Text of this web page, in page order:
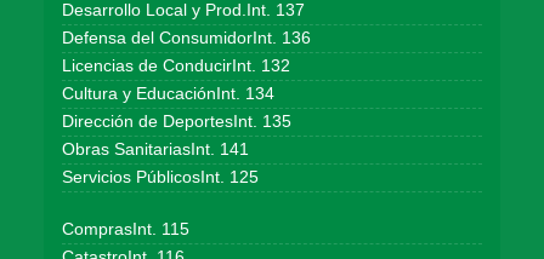
Desarrollo Local y Prod.Int. 137
Defensa del ConsumidorInt. 136
Licencias de ConducirInt. 132
Cultura y EducaciónInt. 134
Dirección de DeportesInt. 135
Obras SanitariasInt. 141
Servicios PúblicosInt. 125
ComprasInt. 115